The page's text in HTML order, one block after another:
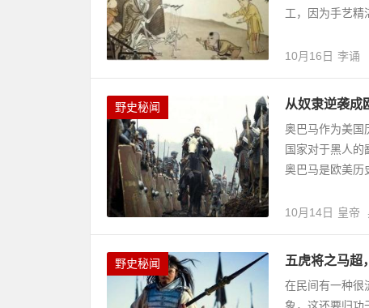
工，因为手艺精
10月16日 李诵
野史秘闻 从奴隶逆袭成
奥巴马作为美国
国家对于黑人的
奥巴马是欧美历
10月14日 皇帝
野史秘闻 五虎将之马超
在民间有一种很